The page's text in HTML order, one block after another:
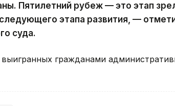
Пятилетний рубеж — это этап
этапа развития, —
суда.
гражданами